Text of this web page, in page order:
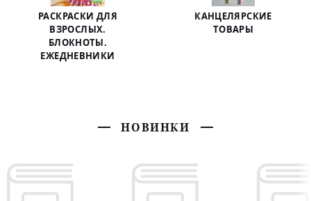
РАСКРАСКИ ДЛЯ
ВЗРОСЛЫХ.
БЛОКНОТЫ.
ЕЖЕДНЕВНИКИ
КАНЦЕЛЯРСКИЕ
ТОВАРЫ
НОВИНКИ